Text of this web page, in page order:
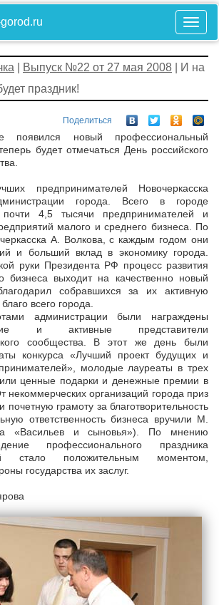
Выпуск №22 от 27 мая 2008 | И на
праздник!
Поделиться
новый профессиональный
будет отмечаться День российского
предпринимателей Новочеркасска
города. Всего в городе
почти 4,5 тысячи предпринимателей и
малого и среднего бизнеса. По
А. Волкова, с каждым годом они
и больший вклад в экономику города.
руки Президента РФ процесс развития
бизнеса выходит на качественно новый
собравшихся за их активную
всего города.
администрации были награждены
и активные представители
сообщества. В этот же день были
конкурса «Лучший проект будущих и
молодые лауреаты в трех
ценные подарки и денежные премии в
некоммерческих организаций города приз
грамоту за благотворительность
ответственность бизнеса вручили М.
«Васильев и сыновья»). По мнению
профессионального праздника
стало положительным моментом,
государства их заслуг.